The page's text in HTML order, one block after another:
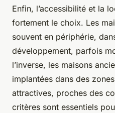
Enfin, l’accessibilité et la
fortement le choix. Les
souvent en périphérie,
développement, parfois
l’inverse, les maisons
implantées dans des
attractives, proches des
critères sont essentiels